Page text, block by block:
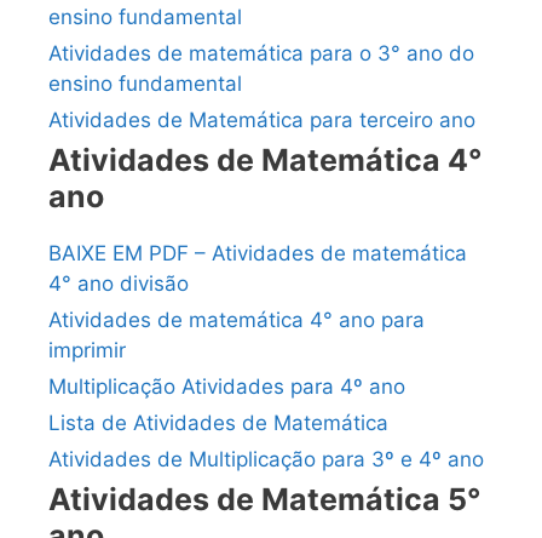
ensino fundamental
Atividades de matemática para o 3° ano do
ensino fundamental
Atividades de Matemática para terceiro ano
Atividades de Matemática 4°
ano
BAIXE EM PDF – Atividades de matemática
4° ano divisão
Atividades de matemática 4° ano para
imprimir
Multiplicação Atividades para 4º ano
Lista de Atividades de Matemática
Atividades de Multiplicação para 3º e 4º ano
Atividades de Matemática 5°